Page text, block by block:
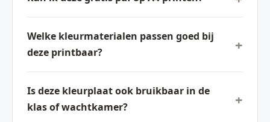
Welke kleurmaterialen passen goed bij
deze printbaar?
Is deze kleurplaat ook bruikbaar in de
klas of wachtkamer?